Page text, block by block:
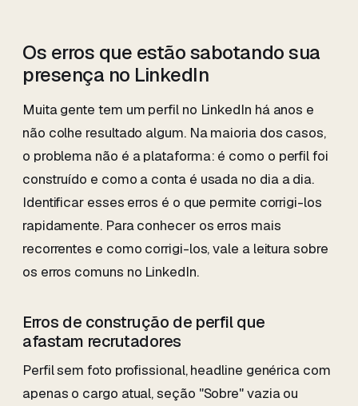
Os erros que estão sabotando sua
presença no LinkedIn
Muita gente tem um perfil no LinkedIn há anos e
não colhe resultado algum. Na maioria dos casos,
o problema não é a plataforma: é como o perfil foi
construído e como a conta é usada no dia a dia.
Identificar esses erros é o que permite corrigi-los
rapidamente. Para conhecer os erros mais
recorrentes e como corrigi-los, vale a leitura sobre
os erros comuns no LinkedIn.
Erros de construção de perfil que
afastam recrutadores
Perfil sem foto profissional, headline genérica com
apenas o cargo atual, seção "Sobre" vazia ou